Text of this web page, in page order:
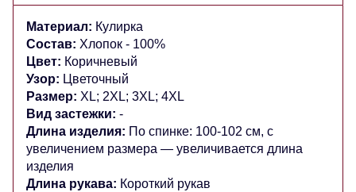
Материал: Кулирка
Состав: Хлопок - 100%
Цвет: Коричневый
Узор: Цветочный
Размер: XL; 2XL; 3XL; 4XL
Вид застежки: -
Длина изделия: По спинке: 100-102 см, с
увеличением размера — увеличивается длина
изделия
Длина рукава: Короткий рукав